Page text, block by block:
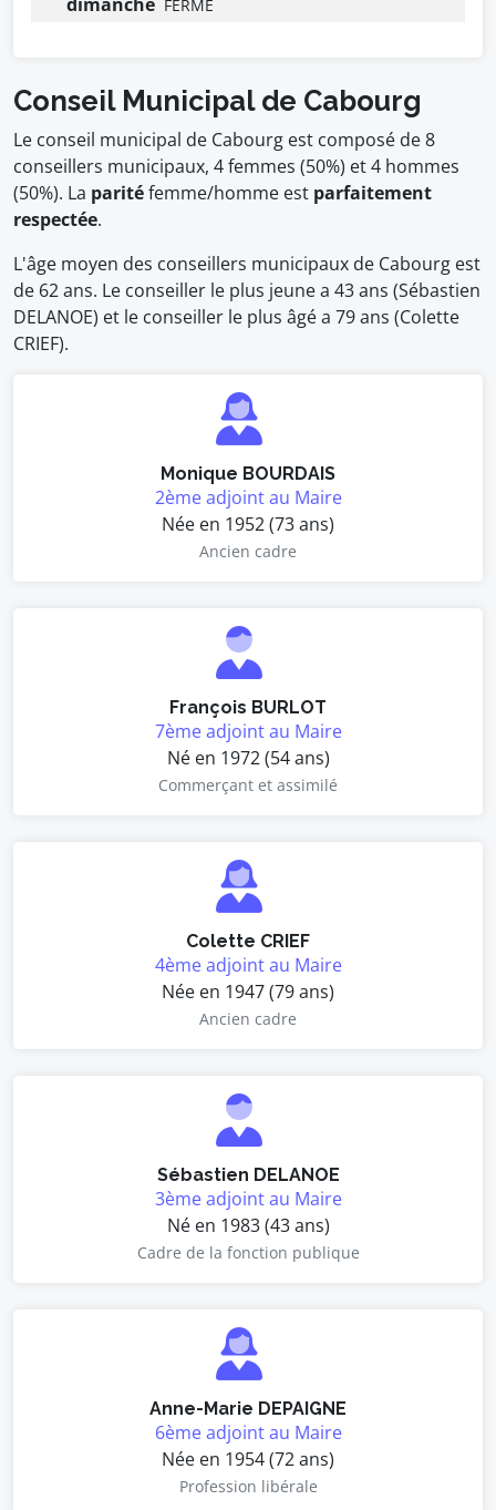
FERMÉ
Conseil Municipal de Cabourg
Le conseil municipal de Cabourg est composé de 8
conseillers municipaux, 4 femmes (50%) et 4 hommes
(50%). La paritéfemme/homme est parfaitement
respectée.
L'âge moyen des conseillers municipaux de Cabourg est
de 62 ans. Le conseiller le plus jeune a 43 ans (Sébastien
DELANOE) et le conseiller le plus âgé a 79 ans (Colette
CRIEF).
Monique BOURDAIS
2ème adjoint au Maire
Née en 1952 (73 ans)
Ancien cadre
François BURLOT
7ème adjoint au Maire
Né en 1972 (54 ans)
Commerçant et assimilé
Colette CRIEF
4ème adjoint au Maire
Née en 1947 (79 ans)
Ancien cadre
Sébastien DELANOE
3ème adjoint au Maire
Né en 1983 (43 ans)
Cadre de la fonction publique
Anne-Marie DEPAIGNE
6ème adjoint au Maire
Née en 1954 (72 ans)
Profession libérale